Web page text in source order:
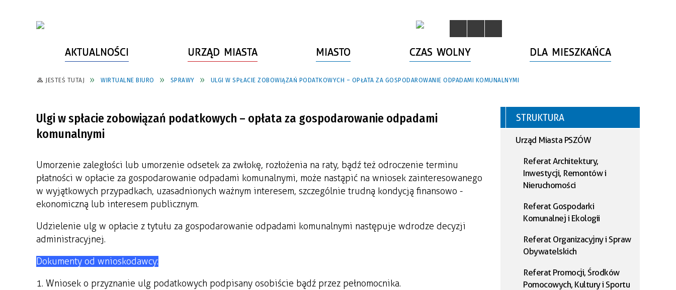
AKTUALNOŚCI URZĄD MIASTA
WŁADZE MIASTA
URZĄD STANU CYWILNEGO
RADA MIEJSKA
BUDŻET MIASTA
STRATEGIE, PLANY, PROGRAMY
FUNDUSZE ZEWNĘTRZNE
MIASTO
INFORMACJE O MIEŚCIE
PARTNERZY, NGO
JEDNOSTKI MIEJSKIE
EDUKACJA
INWESTYCJE MIEJSKIE
POWIATOWY LIDER
WAŻNE TELEFONY
GAZETA SAMORZĄDOWA
"PSZOW.PL"
CZAS WOLNY
SPORT
SZLAKI TURYSTYCZNE
DLA MIESZKAŃCA
ZAŁATW SPRAWĘ
BEZPIECZEŃSTWO
ZWIERZĘTA W GMINIE
POMIAR SATYSFAKCJI KLIENTA
INFORMATOR
KOMUNIKACJA I TRANSPORT
ZAGOSPODAROWANIE
PRZESTRZENNE
JESTEŚ TUTAJ WIRTUALNE BIURO SPRAWY ULGI W SPŁACIE ZOBOWIĄZAŃ PODATKOWYCH – OPŁATA ZA GOSPODAROWANIE ODPADAMI KOMUNALNYMI
Ulgi w spłacie zobowiązań podatkowych – opłata za gospodarowanie odpadami
komunalnymi
Umorzenie zaległości lub umorzenie odsetek za zwłokę, rozłożenia na raty, bądź też odroczenie terminu
płatności w opłacie za gospodarowanie odpadami komunalnymi, może nastąpić na wniosek zainteresowanego
w wyjątkowych przypadkach, uzasadnionych ważnym interesem, szczególnie trudną kondycją finansowo -
ekonomiczną lub interesem publicznym.
Udzielenie ulg w opłacie z tytułu za gospodarowanie odpadami komunalnymi następuje w drodze decyzji
administracyjnej.
Dokumenty od wnioskodawcy:
1. Wniosek o przyznanie ulg podatkowych podpisany osobiście bądź przez pełnomocnika.
STRUKTURA
Urząd Miasta PSZÓW
Referat Architektury,
Inwestycji, Remontów i
Nieruchomości
Referat Gospodarki
Komunalnej i Ekologii
Referat Organizacyjny i Spraw
Obywatelskich
Referat Promocji, Środków
Pomocowych, Kultury i Sportu